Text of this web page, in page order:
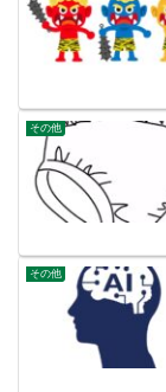
その他
その他